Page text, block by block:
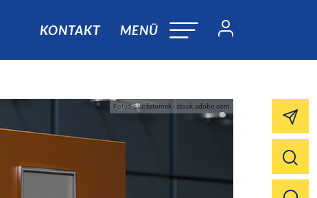
KONTAKT MENÜ
Foto:Foto: fotomek - stock.adobe.com